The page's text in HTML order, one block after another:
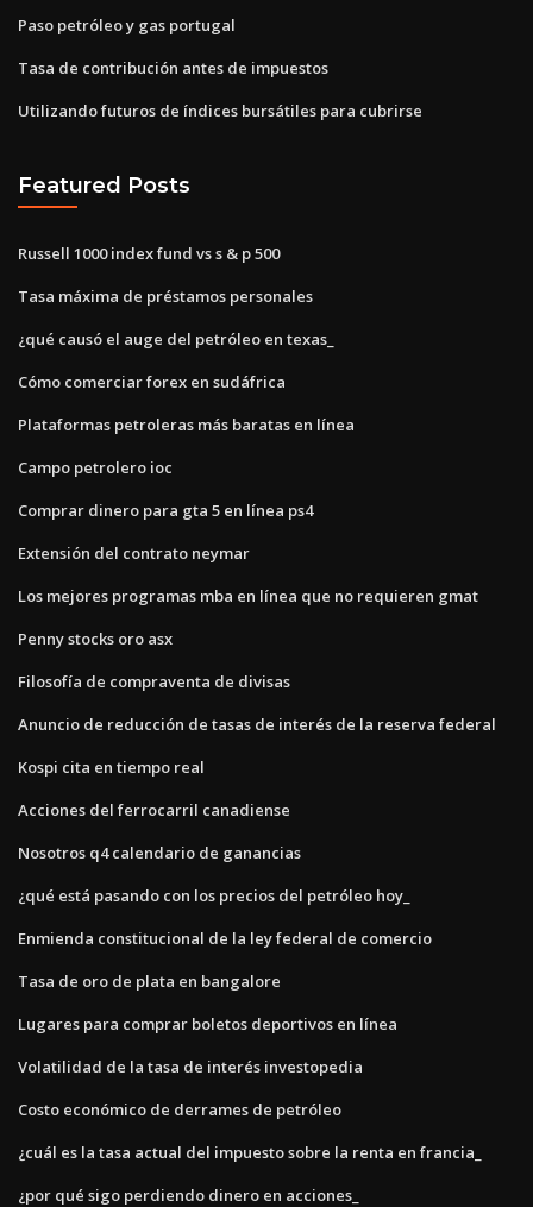
Paso petróleo y gas portugal
Tasa de contribución antes de impuestos
Utilizando futuros de índices bursátiles para cubrirse
Featured Posts
Russell 1000 index fund vs s & p 500
Tasa máxima de préstamos personales
¿qué causó el auge del petróleo en texas_
Cómo comerciar forex en sudáfrica
Plataformas petroleras más baratas en línea
Campo petrolero ioc
Comprar dinero para gta 5 en línea ps4
Extensión del contrato neymar
Los mejores programas mba en línea que no requieren gmat
Penny stocks oro asx
Filosofía de compraventa de divisas
Anuncio de reducción de tasas de interés de la reserva federal
Kospi cita en tiempo real
Acciones del ferrocarril canadiense
Nosotros q4 calendario de ganancias
¿qué está pasando con los precios del petróleo hoy_
Enmienda constitucional de la ley federal de comercio
Tasa de oro de plata en bangalore
Lugares para comprar boletos deportivos en línea
Volatilidad de la tasa de interés investopedia
Costo económico de derrames de petróleo
¿cuál es la tasa actual del impuesto sobre la renta en francia_
¿por qué sigo perdiendo dinero en acciones_